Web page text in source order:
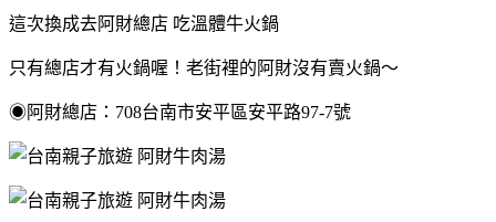
這次換成去阿財總店 吃溫體牛火鍋
只有總店才有火鍋喔！老街裡的阿財沒有賣火鍋～
◉阿財總店：708台南市安平區安平路97-7號